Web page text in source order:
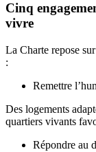
Cinq
vivre
La Charte repose
:
Remettre
Des logements
quartiers vivants
Répondre au